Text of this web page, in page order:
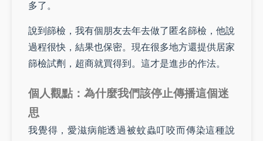
多了。
說到篩檢，我有個朋友去年去做了匿名篩檢，他說
過程很快，結果也保密。現在很多地方還提供居家
篩檢試劑，超商就買得到。這才是進步的作法。
個人觀點：為什麼我們該停止傳播這個迷
思
我覺得，愛滋病能透過被蚊蟲叮咬而傳染這種說